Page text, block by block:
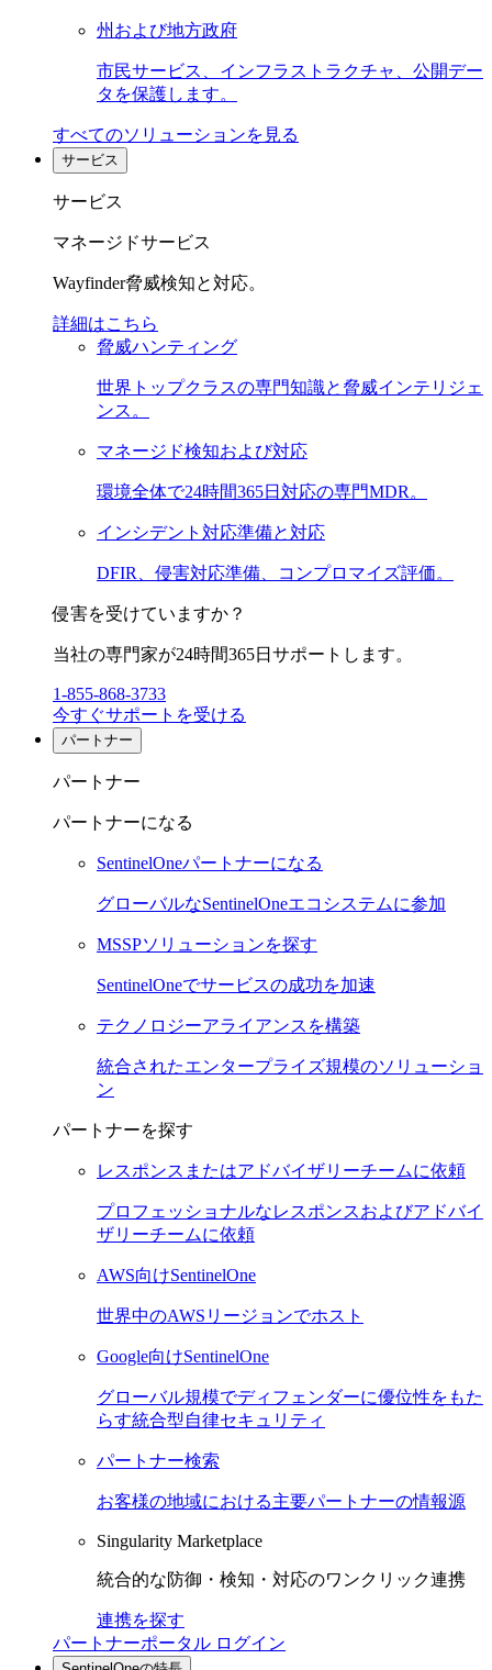
州および地方政府
市民サービス、インフラストラクチャ、公開デー
タを保護します。
すべてのソリューションを見る
サービス
サービス
マネージドサービス
Wayfinder脅威検知と対応。
詳細はこちら
脅威ハンティング
世界トップクラスの専門知識と脅威インテリジェ
ンス。
マネージド検知および対応
環境全体で24時間365日対応の専門MDR。
インシデント対応準備と対応
DFIR、侵害対応準備、コンプロマイズ評価。
侵害を受けていますか？
当社の専門家が24時間365日サポートします。
1-855-868-3733
今すぐサポートを受ける
パートナー
パートナー
パートナーになる
SentinelOneパートナーになる
グローバルなSentinelOneエコシステムに参加
MSSPソリューションを探す
SentinelOneでサービスの成功を加速
テクノロジーアライアンスを構築
統合されたエンタープライズ規模のソリューショ
ン
パートナーを探す
レスポンスまたはアドバイザリーチームに依頼
プロフェッショナルなレスポンスおよびアドバイ
ザリーチームに依頼
AWS向けSentinelOne
世界中のAWSリージョンでホスト
Google向けSentinelOne
グローバル規模でディフェンダーに優位性をもた
らす統合型自律セキュリティ
パートナー検索
お客様の地域における主要パートナーの情報源
Singularity Marketplace
統合的な防御・検知・対応のワンクリック連携
連携を探す
パートナーポータル ログイン